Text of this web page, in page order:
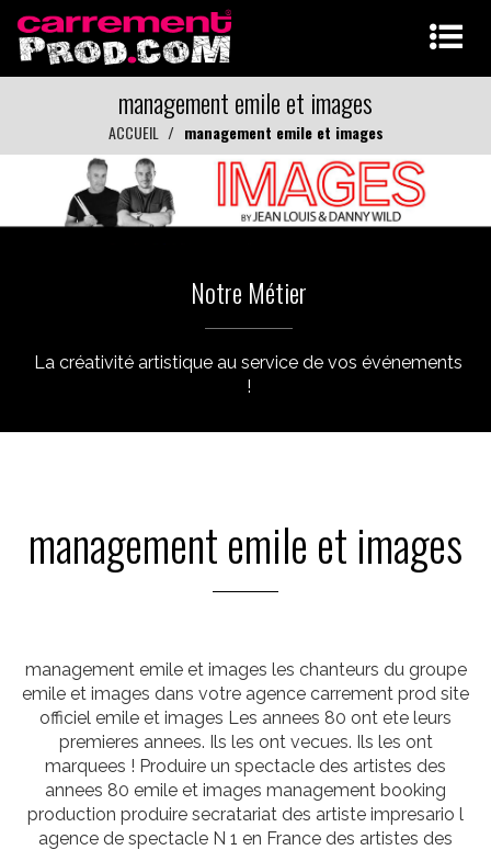
management emile et images
ACCUEIL management emile et images
Notre Métier
La créativité artistique au service de vos événements
!
management emile et images
management emile et images les chanteurs du groupe
emile et images dans votre agence carrement prod site
officiel emile et images Les annees 80 ont ete leurs
premieres annees. Ils les ont vecues. Ils les ont
marquees ! Produire un spectacle des artistes des
annees 80 emile et images management booking
production produire secratariat des artiste impresario l
agence de spectacle N 1 en France des artistes des